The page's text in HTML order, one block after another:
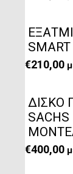
€210,00
ΔΙΣΚΟ
€400,00